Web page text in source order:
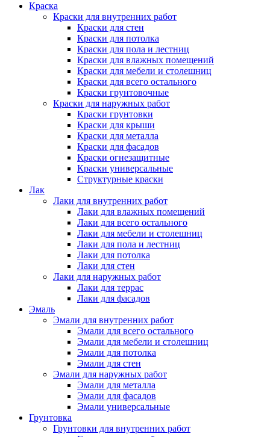
Краска
Краски для внутренних работ
Краски для стен
Краски для потолка
Краски для пола и лестниц
Краски для влажных помещений
Краски для мебели и столешниц
Краски для всего остального
Краски грунтовочные
Краски для наружных работ
Краски грунтовки
Краски для крыши
Краски для металла
Краски для фасадов
Краски огнезащитные
Краски универсальные
Структурные краски
Лак
Лаки для внутренних работ
Лаки для влажных помещений
Лаки для всего остального
Лаки для мебели и столешниц
Лаки для пола и лестниц
Лаки для потолка
Лаки для стен
Лаки для наружных работ
Лаки для террас
Лаки для фасадов
Эмаль
Эмали для внутренних работ
Эмали для всего остального
Эмали для мебели и столешниц
Эмали для потолка
Эмали для стен
Эмали для наружных работ
Эмали для металла
Эмали для фасадов
Эмали универсальные
Грунтовка
Грунтовки для внутренних работ